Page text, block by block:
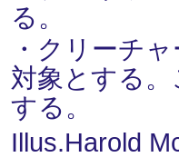
る。
・クリーチ
対象とする
する。
Illus.Harold